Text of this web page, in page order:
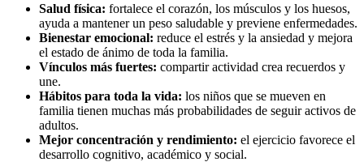
Salud física: fortalece el corazón, los músculos y los huesos,
ayuda a mantener un peso saludable y previene enfermedades.
Bienestar emocional: reduce el estrés y la ansiedad y mejora
el estado de ánimo de toda la familia.
Vínculos más fuertes: compartir actividad crea recuerdos y
une.
Hábitos para toda la vida: los niños que se mueven en
familia tienen muchas más probabilidades de seguir activos de
adultos.
Mejor concentración y rendimiento: el ejercicio favorece el
desarrollo cognitivo, académico y social.